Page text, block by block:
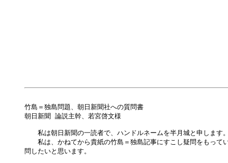
竹島＝独島問題、朝日新聞社への質問書
朝日新聞 論説主幹、若宮啓文様
私は朝日新聞の一読者で、ハンドルネームを半月城と申します
私は、かねてから貴紙の竹島＝独島記事にすこし疑問をもって
問したいと思います。